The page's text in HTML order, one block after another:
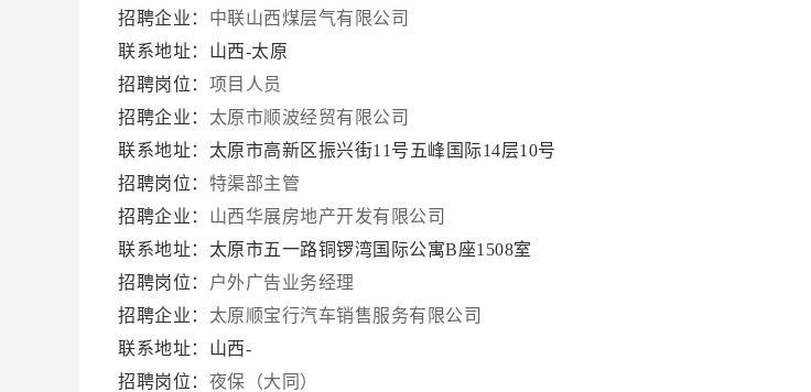
招聘企业： 中联山西煤层气有限公司
联系地址：山西-太原
招聘岗位： 项目人员
招聘企业： 太原市顺波经贸有限公司
联系地址：太原市高新区振兴街11号五峰国际14层10号
招聘岗位： 特渠部主管
招聘企业： 山西华展房地产开发有限公司
联系地址：太原市五一路铜锣湾国际公寓B座1508室
招聘岗位：
户外广告业务经理
招聘企业： 太原顺宝行汽车销售服务有限公司
联系地址：山西-
招聘岗位： 夜保（大同）